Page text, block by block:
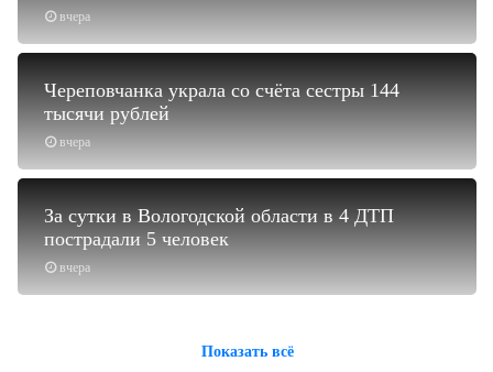
вчера
вчера
Череповчанка украла со счёта сестры 144
тысячи рублей
вчера
За сутки в Вологодской области в 4 ДТП
пострадали 5 человек
Показать всё